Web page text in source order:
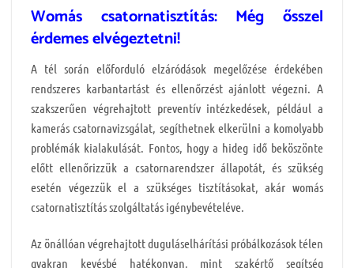
Womás csatornatisztítás: Még ősszel
érdemes elvégeztetni!
A tél során előforduló elzáródások megelőzése érdekében
rendszeres karbantartást és ellenőrzést ajánlott végezni. A
szakszerűen végrehajtott preventív intézkedések, például a
kamerás csatornavizsgálat, segíthetnek elkerülni a komolyabb
problémák kialakulását. Fontos, hogy a hideg idő beköszönte
előtt ellenőrizzük a csatornarendszer állapotát, és szükség
esetén végezzük el a szükséges tisztításokat, akár womás
csatornatisztítás szolgáltatás igénybevételéve.
Az önállóan végrehajtott duguláselhárítási próbálkozások télen
gyakran kevésbé hatékonyan, mint szakértő segítség